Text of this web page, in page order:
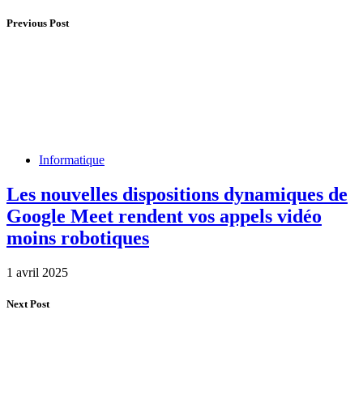
Previous Post
Informatique
Les nouvelles dispositions dynamiques de
Google Meet rendent vos appels vidéo
moins robotiques
1 avril 2025
Next Post